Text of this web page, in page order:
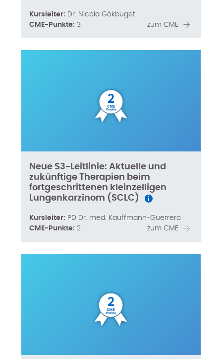
Kursleiter: Dr. Nicola Gökbuget
CME-Punkte: 3 zum CME
2
Neue S3-Leitlinie: Aktuelle und
zukünftige Therapien beim
fortgeschrittenen kleinzelligen
Lungenkarzinom (SCLC)
Kursleiter: PD Dr. med. Kauffmann-Guerrero
CME-Punkte: 2 zum CME
2